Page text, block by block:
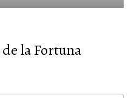
la Fortuna